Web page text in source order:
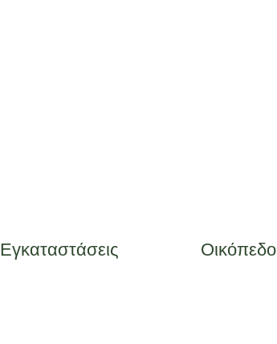
Εγκαταστάσεις Οικόπεδο